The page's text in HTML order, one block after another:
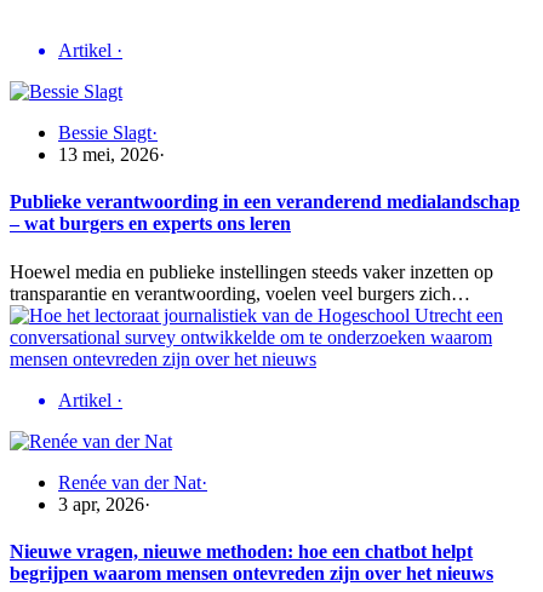
Artikel ·
Bessie Slagt·
13 mei, 2026·
Publieke verantwoording in een veranderend medialandschap
– wat burgers en experts ons leren
Hoewel media en publieke instellingen steeds vaker inzetten op
transparantie en verantwoording, voelen veel burgers zich…
Artikel ·
Renée van der Nat·
3 apr, 2026·
Nieuwe vragen, nieuwe methoden: hoe een chatbot helpt
begrijpen waarom mensen ontevreden zijn over het nieuws